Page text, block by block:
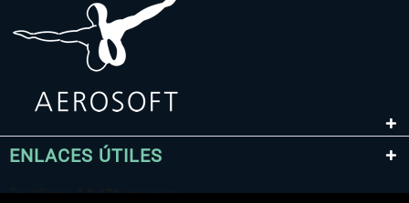
ENLACES ÚTILES